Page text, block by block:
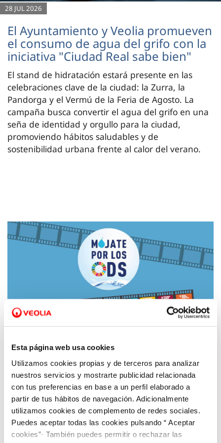
Esta página web usa cookies
Utilizamos cookies propias y de terceros para analizar
nuestros servicios y mostrarte publicidad relacionada
con tus preferencias en base a un perfil elaborado a
partir de tus hábitos de navegación. Adicionalmente
utilizamos cookies de complemento de redes sociales.
Puedes aceptar todas las cookies pulsando “ Aceptar
cookies”· También puedes permitir o rechazar las
28 JUL 2026
El Ayuntamiento y Veolia promueven
el consumo de agua del grifo con la
iniciativa "Ciudad Real sabe bien"
El stand de hidratación estará presente en las
celebraciones clave de la ciudad: la Zurra, la
Pandorga y el Vermú de la Feria de Agosto. La
campaña busca convertir el agua del grifo en una
seña de identidad y orgullo para la ciudad,
promoviendo hábitos saludables y de
sostenibilidad urbana frente al calor del verano.
02 MAR 2021
En marcha la nueva edición de ‘Mójate por
los ODS’, el concurso de vídeo de Aquona
para contribuir con los Objetivos de
Desarrollo Sostenible